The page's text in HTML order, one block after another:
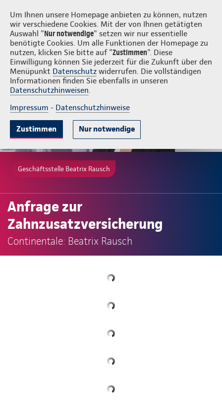
Um Ihnen unsere Homepage anbieten zu können, nutzen
wir verschiedene Cookies. Mit der von Ihnen getätigten
Auswahl "Nur notwendige" setzen wir nur essentielle
benötigte Cookies. Um alle Funktionen der Homepage zu
nutzen, klicken Sie bitte auf "Zustimmen". Diese
Einwilligung können Sie jederzeit für die Zukunft über den
Menüpunkt Datenschutz widerrufen. Die vollständigen
Informationen finden Sie ebenfalls in unseren
Datenschutzhinweisen.
Impressum - Datenschutzhinweise
Zustimmen Nur notwendige
Beatrix Rausch Login
Geschäftsstelle Beatrix Rausch
Anfrage zur
Zahnzusatzversicherung
Continentale: Beatrix Rausch